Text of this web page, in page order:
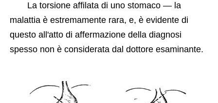
La torsione affilata di uno stomaco — la
malattia è estremamente rara, e, è evidente di
questo all'atto di affermazione della diagnosi
spesso non è considerata dal dottore esaminante.